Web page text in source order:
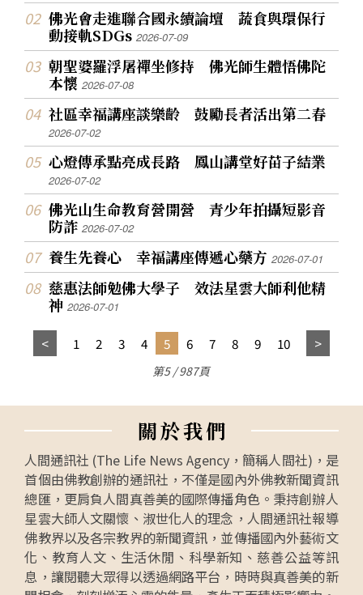
佛光會走進聯合國永續論壇 蔬食與環保行
動接軌SDGs2026-07-09
朝聖婆羅浮屠禪坐修持 佛光師生體悟佛陀
本懷2026-07-08
社區幸福講座談樂齡 鼓勵長者活出第二春
2026-07-02
心燈傳承點亮成長路 鳳山講堂好苗子結業
2026-07-02
佛光山生命教育營開營 青少年拍攝短影音
防詐2026-07-02
養生先養心 幸福講座傳遞心藥方2026-07-01
慈惠法師勉佛大學子 效法星雲大師利他精
神2026-07-01
1 2 3 4 5 6 7 8 9 10
第5 / 987頁
關於我們
人間通訊社 (The Life News Agency，簡稱人間社)，是
首個由佛教創辦的通訊社，不僅是國內外佛教新聞資訊
總匯，更肩負人間真善美的國際傳播角色。秉持創辦人
星雲大師人文關懷、淑世化人的理念，人間通訊社報導
佛教界以及各宗教界的新聞資訊，並傳播國內外藝術文
化、教育人文、生活休閒、科學新知、慈善公益等訊
息，讓閱聽大眾得以透過網路平台，時時與真善美的新